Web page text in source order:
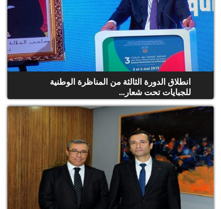
انطلاق الدورة الثالثة من المناظرة الوطنية
للجبايات تحت شعار...